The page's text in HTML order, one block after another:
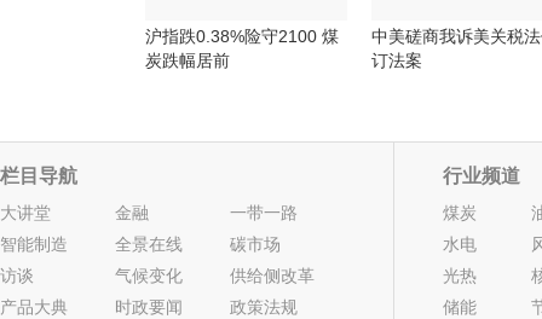
沪指跌0.38%险守2100 煤
炭跌幅居前
中美磋商我诉美关税
订法案
栏目导航
大讲堂 金融
一带一路
智能制造
全景在线
碳市场
访谈
气候变化
供给侧改革
产品大典
时政要闻
政策法规
行业频道
煤炭
水电
光热
储能